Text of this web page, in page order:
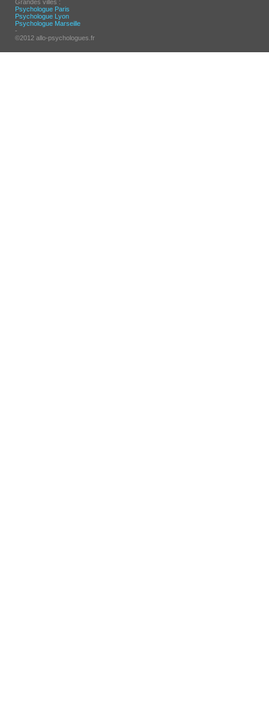
Grandes villes :
Psychologue Paris
Psychologue Lyon
Psychologue Marseille
-
©2012 allo-psychologues.fr